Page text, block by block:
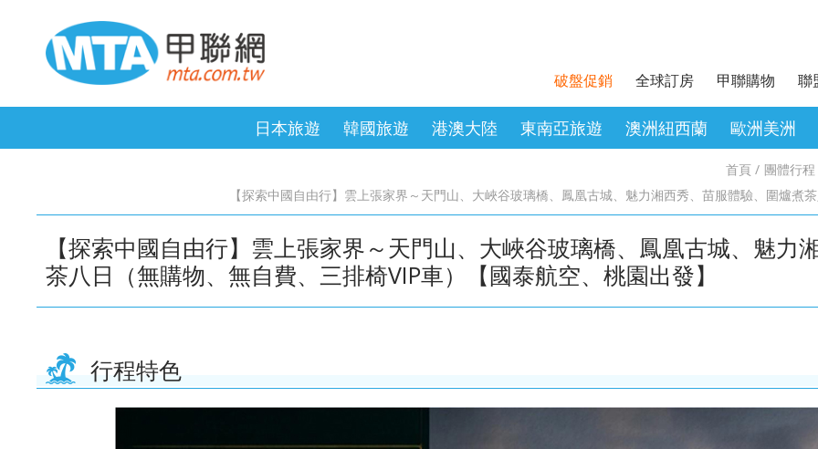
破盤促銷 全球訂房 甲聯購物 聯
日本旅遊
桃園出發．沖繩機加酒．六人小
團
桃園出發．京阪神．立山黑部．
大阪機加酒
桃園出發．東京迪士尼．東京機
加酒．新潟
桃園出發
泉．藏王
桃園出發．山陰山陽．四國秘境
桃園出發．北海道．破冰船．北
海道機加酒
台中出發．北海道．楓紅北國．
雪白國度
台中出發
韓國旅遊
桃園出發．釜山 桃園出發．濟洲
台中出發
港澳大陸
台中出發．張家界．桂林．貴州
台中出發．重慶．長江三峽．恩
施大峽谷
台中出發
桃園出發．九寨溝．稻城亞丁 桃園出發．雲南．昆大麗．貴州
桃園出發．張家界．重慶．長江
三峽．恩施大峽谷
桃園出發
東南亞旅遊
台中出發．峴港．富國島．北越 桃園出發．峴港．富國島．北越 桃園出發．芽莊．大叻 台中出發
桃園出發．長灘島．海盜船 桃園出發．薄荷島．宿霧 高雄出發．峴港．六人小團
澳洲紐西蘭
紐西蘭．金旅獎
【知南行易】食在好味 3.0、
【知南
歐洲美洲
德國．瑞士．荷蘭．比利時．法
國．英國
西班牙．義大利．希臘．克斯蒙
波．奧捷匈
土耳其．
波蘭．愛沙尼亞．拉脫維亞．立
陶宛
探索星號
【歐亞玩家】地中海郵輪假期
【歐亞
金門旅遊 馬祖旅遊 台灣旅遊
【樂遊金門】山后民俗文化
【艾玩
首頁
團體行程
【探索中國自由行】雲上張家界～天門山、大峽谷玻璃橋、鳳凰古城、魅力湘西秀、苗服體驗、圍爐
【探索中國自由行】雲上張家界～天門山、大峽谷玻璃橋、鳳凰古城、魅力
茶八日（無購物、無自費、三排椅VIP車）【國泰航空、桃園出發】
行程特色